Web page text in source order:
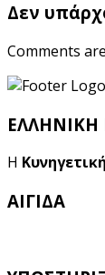
Δεν
Comments
Η
ΑΙΓΙΔΑ